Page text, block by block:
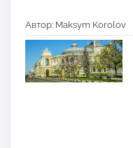
Автор: Maksym Korolov